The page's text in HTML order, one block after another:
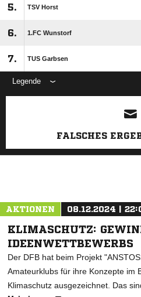
5. TSV Horst
6. 1.FC Wunstorf
7. TUS Garbsen
Legende
FALSCHES
AKTIONEN 08.12.2024 |
KLIMASCHUTZ:
IDEENWETTBEWERBS
Der DFB hat beim Projekt
Amateurklubs für ihre Konzepte im
Klimaschutz ausgezeichnet. Das